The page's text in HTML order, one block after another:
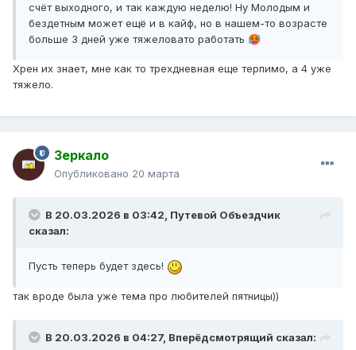
счёт выходного, и так каждую неделю! Ну Молодым и
бездетным может ещё и в кайф, но в нашем-то возрасте
больше 3 дней уже тяжеловато работать 🥵
Хрен их знает, мне как то трехдневная еще терпимо, а 4 уже
тяжело.
Зеркало
Опубликовано 20 марта
В 20.03.2026 в 03:42, Путевой Объездчик
сказал:
Пусть теперь будет здесь!
так вроде была уже тема про любителей пятницы))
В 20.03.2026 в 04:27, Вперёдсмотрящий сказал: